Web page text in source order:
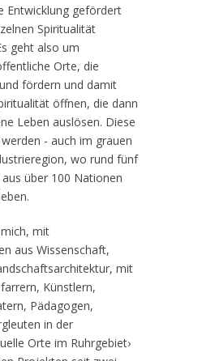
Entwicklung gefördert
Spiritualität
geht also um
Orte, die
fördern und damit
öffnen, die dann
Leben auslösen. Diese
- auch im grauen
wo rund fünf
über 100 Nationen
mit
aus Wissenschaft,
mit
Künstlern,
Pädagogen,
in der
Orte im Ruhrgebiet›